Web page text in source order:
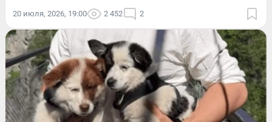
20 июля, 2026, 19:00 2 452 2